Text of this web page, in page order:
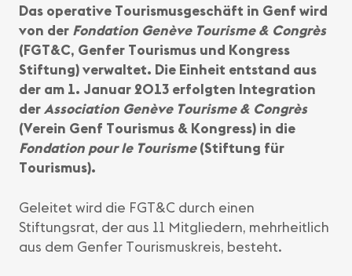
Das operative Tourismusgeschäft in Genf wird
von der Fondation Genève Tourisme & Congrès
(FGT&C, Genfer Tourismus und Kongress
Stiftung) verwaltet. Die Einheit entstand aus
der am 1. Januar 2013 erfolgten Integration
derAssociation Genève Tourisme & Congrès
(Verein Genf Tourismus & Kongress) in die
Fondation pour le Tourisme(Stiftung für
Tourismus).
Geleitet wird die FGT&C durch einen
Stiftungsrat, der aus 11 Mitgliedern, mehrheitlich
aus dem Genfer Tourismuskreis, besteht.